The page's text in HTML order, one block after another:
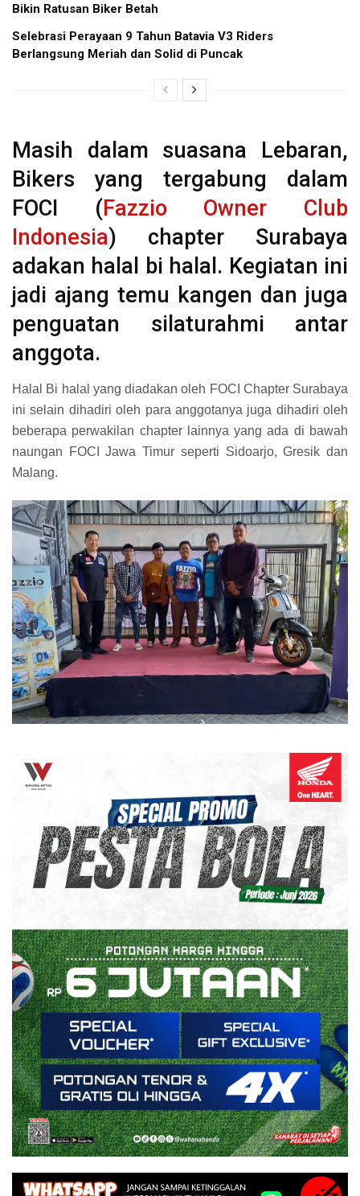
Bikin Ratusan Biker Betah
Selebrasi Perayaan 9 Tahun Batavia V3 Riders
Berlangsung Meriah dan Solid di Puncak
Masih dalam suasana Lebaran,
Bikers yang tergabung dalam
FOCI (Fazzio Owner Club
Indonesia) chapter Surabaya
adakan halal bi halal. Kegiatan ini
jadi ajang temu kangen dan juga
penguatan silaturahmi antar
anggota.
Halal Bi halal yang diadakan oleh FOCI Chapter Surabaya
ini selain dihadiri oleh para anggotanya juga dihadiri oleh
beberapa perwakilan chapter lainnya yang ada di bawah
naungan FOCI Jawa Timur seperti Sidoarjo, Gresik dan
Malang.